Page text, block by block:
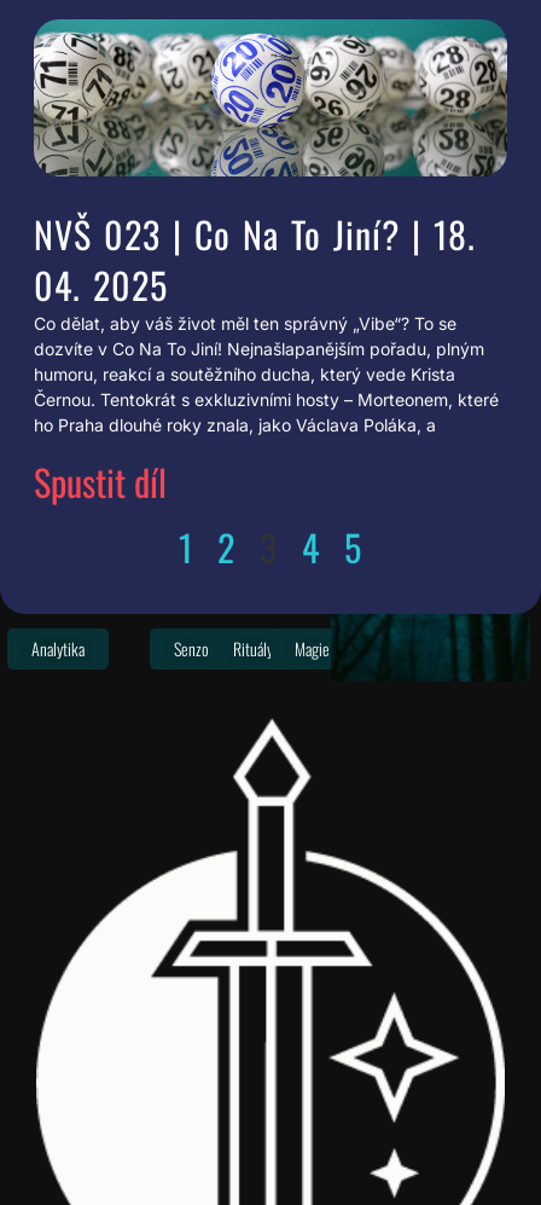
NVŠ 023 | Co Na To Jiní? | 18.
04. 2025
Co dělat, aby váš život měl ten správný „Vibe“? To se
dozvíte v Co Na To Jiní! Nejnašlapanějším pořadu, plným
humoru, reakcí a soutěžního ducha, který vede Krista
Černou. Tentokrát s exkluzivními hosty – Morteonem, které
ho Praha dlouhé roky znala, jako Václava Poláka, a
Spustit díl
1 2 3 4 5
Analytika Senzor Rituály Magie